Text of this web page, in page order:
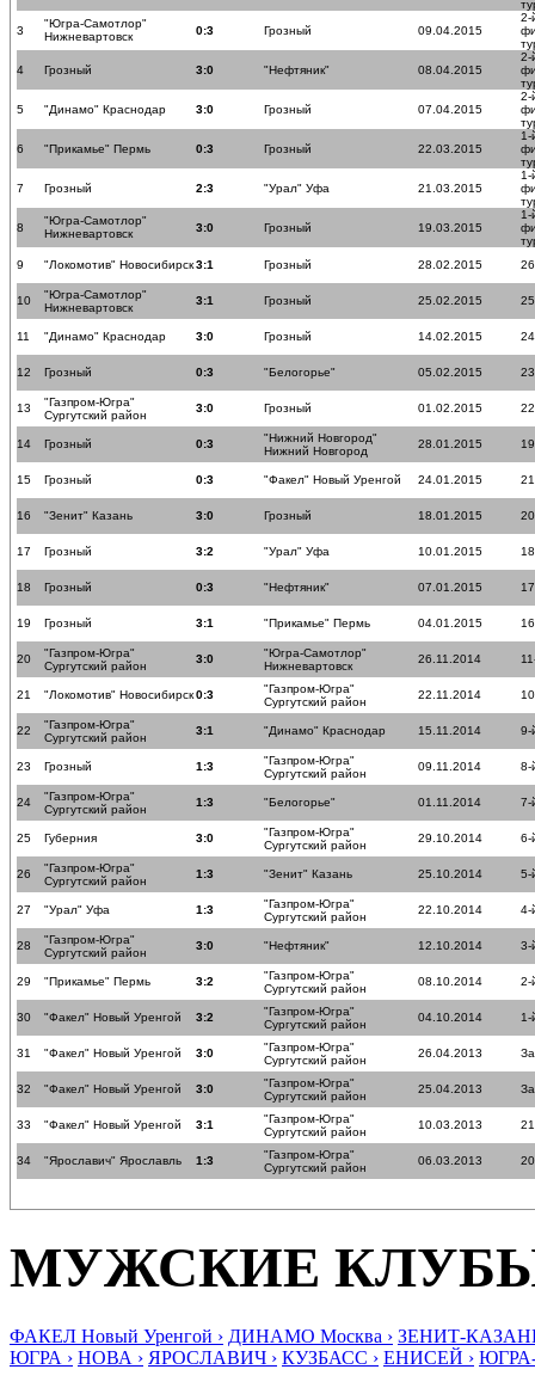
3
"Югра-Самотлор"
Нижневартовск
0:3 Грозный 09.04.2015
2-
4
Грозный 3:0 "Нефтяник" 08.04.2015
2-
5
"Динамо" Краснодар 3:0 Грозный 07.04.2015
2-
6
"Прикамье" Пермь 0:3 Грозный 22.03.2015
1-
7
Грозный 2:3 "Урал" Уфа 21.03.2015
1-
8
"Югра-Самотлор"
Нижневартовск
3:0 Грозный 19.03.2015
1-
9
"Локомотив" Новосибирск3:1 Грозный 28.02.2015
10
"Югра-Самотлор"
Нижневартовск
3:1 Грозный 25.02.2015
11 "Динамо" Краснодар 3:0 Грозный 14.02.2015
12 Грозный 0:3 "Белогорье" 05.02.2015
13
"Газпром-Югра"
Сургутский район
3:0 Грозный 01.02.2015
14 Грозный 0:3
"Нижний Новгород"
Нижний Новгород
28.01.2015
15 Грозный 0:3 "Факел" Новый Уренгой 24.01.2015
16 "Зенит" Казань 3:0 Грозный 18.01.2015
17 Грозный 3:2 "Урал" Уфа 10.01.2015
18 Грозный 0:3 "Нефтяник" 07.01.2015
19 Грозный 3:1 "Прикамье" Пермь 04.01.2015
20
"Газпром-Югра"
Сургутский район
3:0
"Югра-Самотлор"
Нижневартовск
26.11.2014
21 "Локомотив" Новосибирск0:3
"Газпром-Югра"
Сургутский район
22.11.2014
22
"Газпром-Югра"
Сургутский район
3:1 "Динамо" Краснодар 15.11.2014 9-
23 Грозный 1:3
"Газпром-Югра"
Сургутский район
09.11.2014 8-
24
"Газпром-Югра"
Сургутский район
1:3 "Белогорье" 01.11.2014 7-
25 Губерния 3:0
"Газпром-Югра"
Сургутский район
29.10.2014 6-
26
"Газпром-Югра"
Сургутский район
1:3 "Зенит" Казань 25.10.2014 5-
27 "Урал" Уфа 1:3
"Газпром-Югра"
Сургутский район
22.10.2014 4-
28
"Газпром-Югра"
Сургутский район
3:0 "Нефтяник" 12.10.2014 3-
29 "Прикамье" Пермь 3:2
"Газпром-Югра"
Сургутский район
08.10.2014 2-
30 "Факел" Новый Уренгой 3:2
"Газпром-Югра"
Сургутский район
04.10.2014 1-
31 "Факел" Новый Уренгой 3:0
"Газпром-Югра"
Сургутский район
26.04.2013
32 "Факел" Новый Уренгой 3:0
"Газпром-Югра"
Сургутский район
25.04.2013
33 "Факел" Новый Уренгой 3:1
"Газпром-Югра"
Сургутский район
10.03.2013
34 "Ярославич" Ярославль 1:3
"Газпром-Югра"
Сургутский район
06.03.2013
МУЖСКИЕ
ФАКЕЛ Новый Уренгой › ДИНАМО Москва › ЗЕНИТ-
ЮГРА › НОВА › ЯРОСЛАВИЧ › КУЗБАСС › ЕНИСЕЙ ›